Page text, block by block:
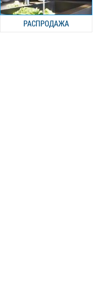
РАСПРОДАЖА